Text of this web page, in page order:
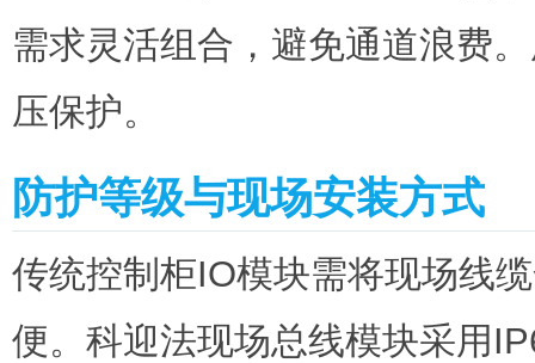
需求灵活组合，避免通道浪费
压保护。
防护等级与现场安装方式
传统控制柜IO模块需将现场线
便。科迎法现场总线模块采用